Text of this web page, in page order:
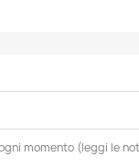
momento (leggi le